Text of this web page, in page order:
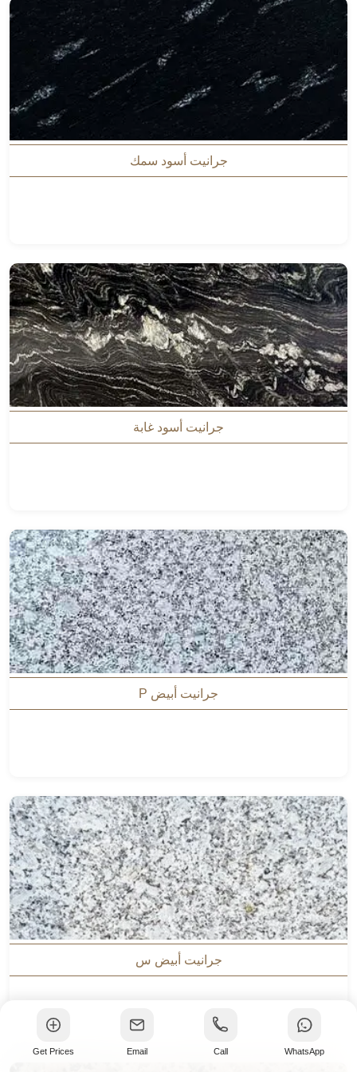
جرانيت أسود سمك
جرانيت أسود غابة
جرانيت أبيض P
جرانيت أبيض س
WhatsApp
Call
Email
Get Prices